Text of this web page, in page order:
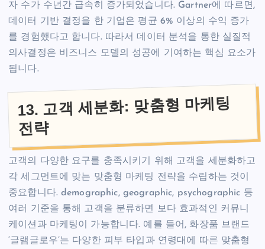
자 수가 수년간 급속히 증가되었습니다. Gartner에 따르면,
데이터 기반 결정을 한 기업은 평균 6% 이상의 수익 증가
를 경험했다고 합니다. 따라서 데이터 분석을 통한 실질적
의사결정은 비즈니스 모델의 성공에 기여하는 핵심 요소가
됩니다.
13. 고객 세분화: 맞춤형 마케팅
전략
고객의 다양한 요구를 충족시키기 위해 고객을 세분화하고
각 세그먼트에 맞는 맞춤형 마케팅 전략을 수립하는 것이
중요합니다. demographic, geographic, psychographic 등
여러 기준을 통해 고객을 분류하면 보다 효과적인 커뮤니
케이션과 마케팅이 가능합니다. 예를 들어, 화장품 브랜드
‘글램글로우’는 다양한 피부 타입과 연령대에 따른 맞춤형